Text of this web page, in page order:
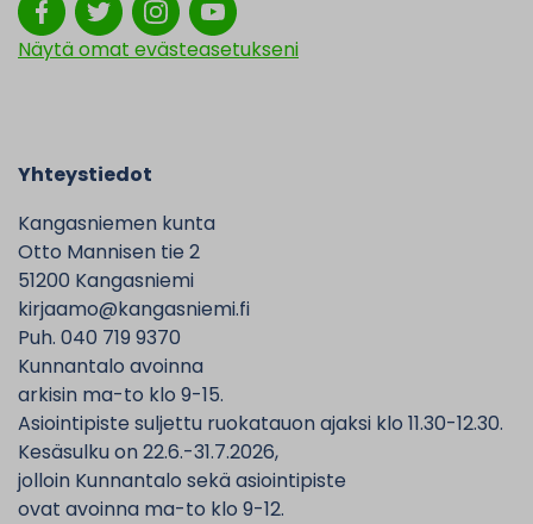
Näytä omat evästeasetukseni
Yhteystiedot
Kangasniemen kunta
Otto Mannisen tie 2
51200 Kangasniemi
kirjaamo@kangasniemi.fi
Puh. 040 719 9370
Kunnantalo avoinna
arkisin ma-to klo 9-15.
Asiointipiste suljettu ruokatauon ajaksi klo 11.30-12.30.
Kesäsulku on 22.6.-31.7.2026,
jolloin Kunnantalo sekä asiointipiste
ovat avoinna ma-to klo 9-12.